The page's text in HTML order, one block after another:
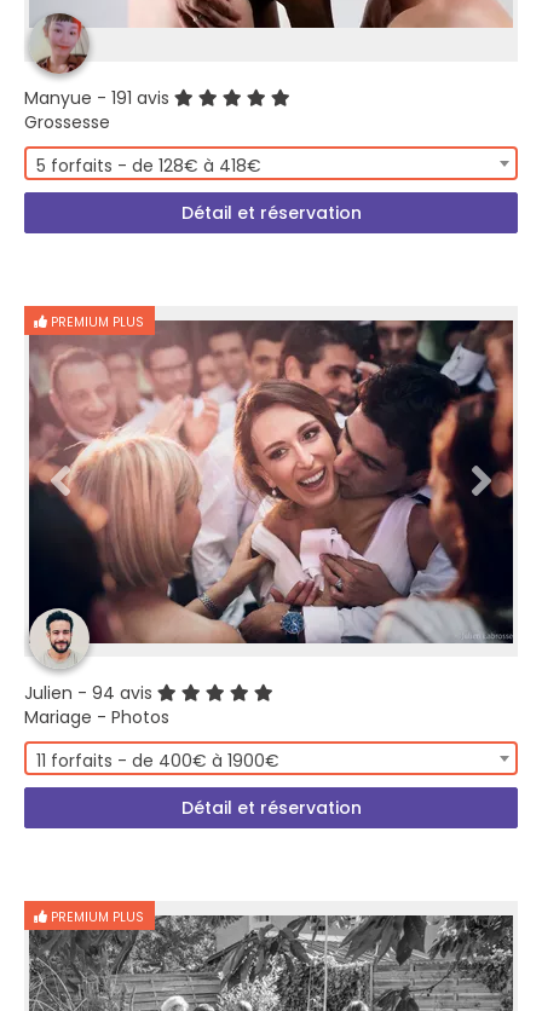
Manyue - 191 avis
Grossesse
5 forfaits - de 128€ à 418€
Détail et réservation
PREMIUM PLUS
Julien - 94 avis
Mariage - Photos
11 forfaits - de 400€ à 1900€
Détail et réservation
PREMIUM PLUS